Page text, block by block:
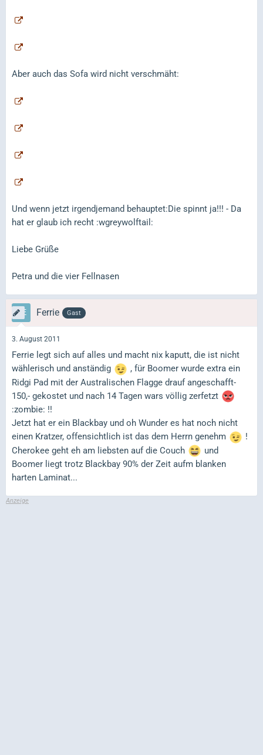
Aber auch das Sofa wird nicht verschmäht:
Und wenn jetzt irgendjemand behauptet:Die spinnt ja!!! - Da
hat er glaub ich recht :wgreywolftail:
Liebe Grüße
Petra und die vier Fellnasen
Ferrie Gast
3. August 2011
Ferrie legt sich auf alles und macht nix kaputt, die ist nicht
wählerisch und anständig
, für Boomer wurde extra ein
Ridgi Pad mit der Australischen Flagge drauf angeschafft-
150,- gekostet und nach 14 Tagen wars völlig zerfetzt
:zombie: !!
Jetzt hat er ein Blackbay und oh Wunder es hat noch nicht
einen Kratzer, offensichtlich ist das dem Herrn genehm
!
Cherokee geht eh am liebsten auf die Couch
und
Boomer liegt trotz Blackbay 90% der Zeit aufm blanken
harten Laminat...